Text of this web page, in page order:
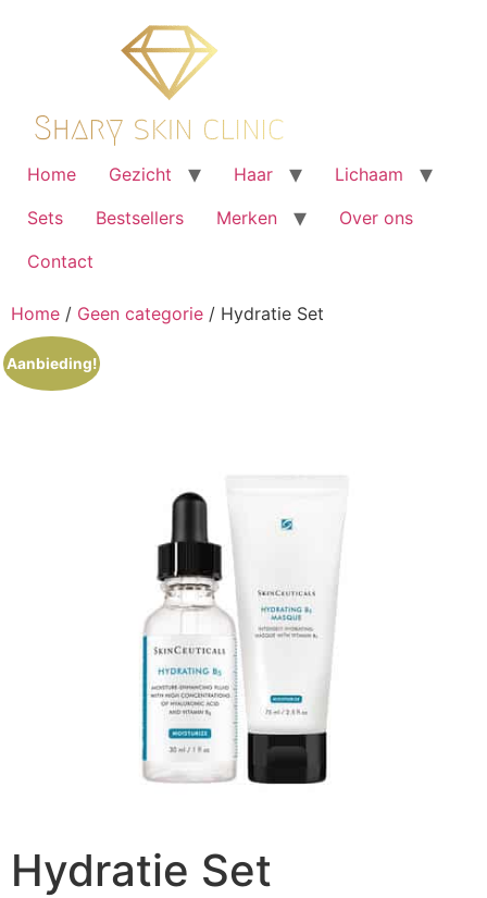
Home Gezicht Haar
Lichaam
Sets
Bestsellers Merken
Over ons
Contact
Home / Geen categorie / Hydratie Set
Aanbieding!
Hydratie Set